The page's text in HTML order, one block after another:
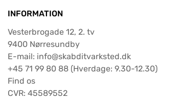
INFORMATION
Vesterbrogade 12, 2. tv
9400 Nørresundby
E-mail: info@skabditvarksted.dk
+45 71 99 80 88 (Hverdage: 9.30-12.30)
Find os
CVR: 45589552